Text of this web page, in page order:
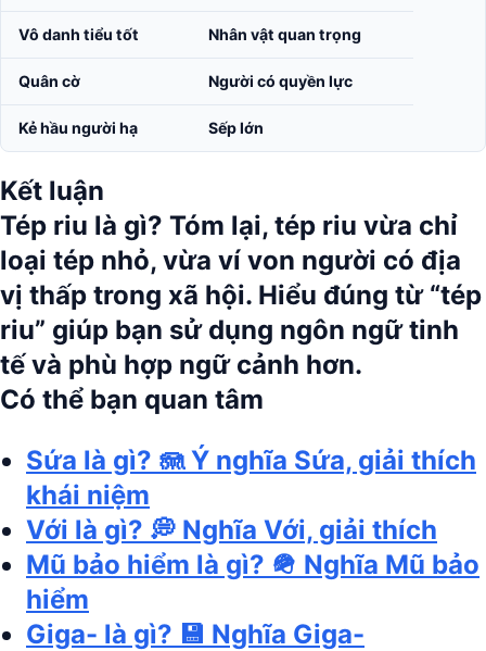
Vô danh tiểu tốt Nhân vật quan trọng
Quân cờ Người có quyền lực
Kẻ hầu người hạ Sếp lớn
Kết luận
Tép riu là gì? Tóm lại, tép riu vừa chỉ
loại tép nhỏ, vừa ví von người có địa
vị thấp trong xã hội. Hiểu đúng từ “tép
riu” giúp bạn sử dụng ngôn ngữ tinh
tế và phù hợp ngữ cảnh hơn.
Có thể bạn quan tâm
Sứa là gì? 🪼 Ý nghĩa Sứa, giải thích
khái niệm
Với là gì? 💭 Nghĩa Với, giải thích
Mũ bảo hiểm là gì? 🪖 Nghĩa Mũ bảo
hiểm
Giga- là gì? 💾 Nghĩa Giga-